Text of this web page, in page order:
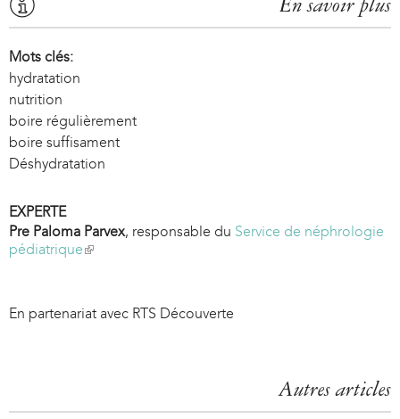
Mots clés:
hydratation
nutrition
boire régulièrement
boire suffisament
Déshydratation
EXPERTE
Pre Paloma Parvex, responsable du Service de néphrologie
pédiatrique(
k
t
En partenariat avec RTS Découverte
Autres articles